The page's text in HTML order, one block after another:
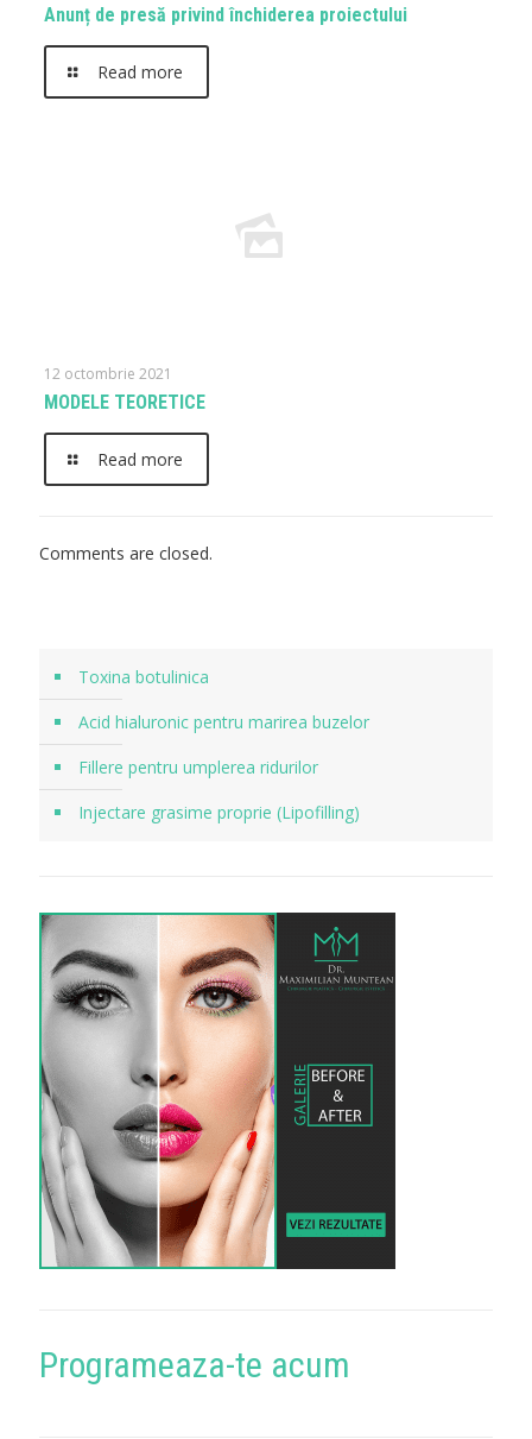
Anunț de presă privind închiderea proiectului
Read more
12 octombrie 2021
MODELE TEORETICE
Read more
Comments are closed.
Toxina botulinica
Acid hialuronic pentru marirea buzelor
Fillere pentru umplerea ridurilor
Injectare grasime proprie (Lipofilling)
Programeaza-te acum